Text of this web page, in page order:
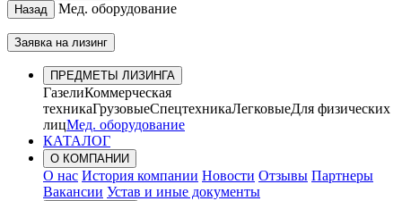
Назад
Мед. оборудование
Заявка на лизинг
ПРЕДМЕТЫ ЛИЗИНГА
ГазелиКоммерческая
техникаГрузовыеСпецтехникаЛегковыеДля физических
лицМед. оборудование
КАТАЛОГ
О КОМПАНИИ
О нас История компании Новости Отзывы Партнеры
Вакансии Устав и иные документы